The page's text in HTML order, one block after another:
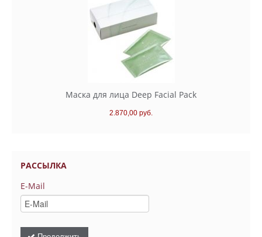
Маска для лица Deep Facial Pack
2.870,00 руб.
РАССЫЛКА
E-Mail